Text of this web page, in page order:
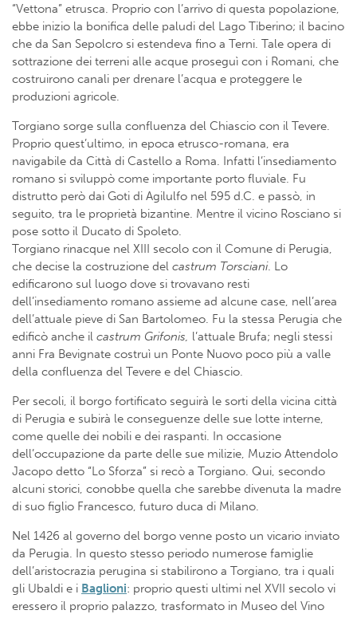
“Vettona” etrusca. Proprio con l’arrivo di questa popolazione,
ebbe inizio la bonifica delle paludi del Lago Tiberino; il bacino
che da San Sepolcro si estendeva fino a Terni. Tale opera di
sottrazione dei terreni alle acque proseguì con i Romani, che
costruirono canali per drenare l’acqua e proteggere le
produzioni agricole.
Torgiano sorge sulla confluenza del Chiascio con il Tevere.
Proprio quest’ultimo, in epoca etrusco-romana, era
navigabile da Città di Castello a Roma. Infatti l’insediamento
romano si sviluppò come importante porto fluviale. Fu
distrutto però dai Goti di Agilulfo nel 595 d.C. e passò, in
seguito, tra le proprietà bizantine. Mentre il vicino Rosciano si
pose sotto il Ducato di Spoleto.
Torgiano rinacque nel XIII secolo con il Comune di Perugia,
che decise la costruzione del castrum Torsciani. Lo
edificarono sul luogo dove si trovavano resti
dell’insediamento romano assieme ad alcune case, nell’area
dell’attuale pieve di San Bartolomeo. Fu la stessa Perugia che
edificò anche il castrum Grifonis, l’attuale Brufa; negli stessi
anni Fra Bevignate costruì un Ponte Nuovo poco più a valle
della confluenza del Tevere e del Chiascio.
Per secoli, il borgo fortificato seguirà le sorti della vicina città
di Perugia e subirà le conseguenze delle sue lotte interne,
come quelle dei nobili e dei raspanti. In occasione
dell’occupazione da parte delle sue milizie, Muzio Attendolo
Jacopo detto “Lo Sforza” si recò a Torgiano. Qui, secondo
alcuni storici, conobbe quella che sarebbe divenuta la madre
di suo figlio Francesco, futuro duca di Milano.
Nel 1426 al governo del borgo venne posto un vicario inviato
da Perugia. In questo stesso periodo numerose famiglie
dell’aristocrazia perugina si stabilirono a Torgiano, tra i quali
gli Ubaldi e i Baglioni: proprio questi ultimi nel XVII secolo vi
eressero il proprio palazzo, trasformato in Museo del Vino